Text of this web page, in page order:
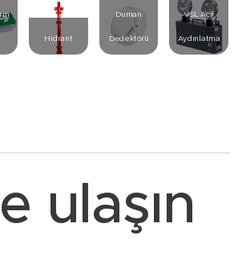
Hidrant
Duman
Dedektörü
VSL Acil
Aydınlatma
ulaşın